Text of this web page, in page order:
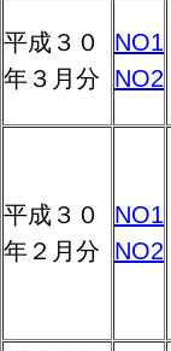
平成３０
年３月分
NO1
NO2
平成３０
年２月分
NO1
NO2